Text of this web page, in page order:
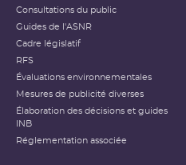
Consultations du public
Guides de l'ASNR
Cadre législatif
RFS
Évaluations environnementales
Mesures de publicité diverses
Élaboration des décisions et guides
INB
Réglementation associée